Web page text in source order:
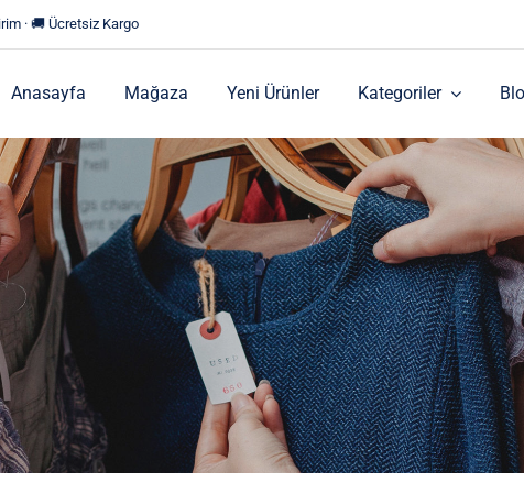
· 🚚 Ücretsiz Kargo
Anasayfa Mağaza Yeni Ürünler Kategoriler